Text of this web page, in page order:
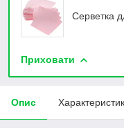
Серветка
Приховати
Опис